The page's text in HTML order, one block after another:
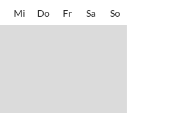
Mi Do Fr Sa So